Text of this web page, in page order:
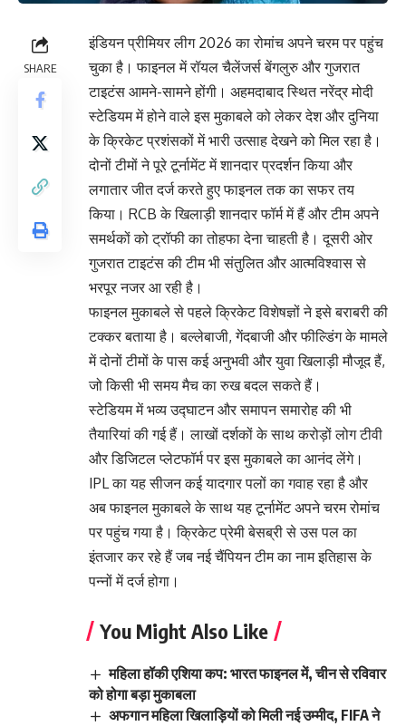
SHARE
इंडियन प्रीमियर लीग 2026 का रोमांच अपने चरम पर पहुंच
चुका है। फाइनल में रॉयल चैलेंजर्स बेंगलुरु और गुजरात
टाइटंस आमने-सामने होंगी। अहमदाबाद स्थित नरेंद्र मोदी
स्टेडियम में होने वाले इस मुकाबले को लेकर देश और दुनिया
के क्रिकेट प्रशंसकों में भारी उत्साह देखने को मिल रहा है।
दोनों टीमों ने पूरे टूर्नामेंट में शानदार प्रदर्शन किया और
लगातार जीत दर्ज करते हुए फाइनल तक का सफर तय
किया। RCB के खिलाड़ी शानदार फॉर्म में हैं और टीम अपने
समर्थकों को ट्रॉफी का तोहफा देना चाहती है। दूसरी ओर
गुजरात टाइटंस की टीम भी संतुलित और आत्मविश्वास से
भरपूर नजर आ रही है।
फाइनल मुकाबले से पहले क्रिकेट विशेषज्ञों ने इसे बराबरी की
टक्कर बताया है। बल्लेबाजी, गेंदबाजी और फील्डिंग के मामले
में दोनों टीमों के पास कई अनुभवी और युवा खिलाड़ी मौजूद हैं,
जो किसी भी समय मैच का रुख बदल सकते हैं।
स्टेडियम में भव्य उद्घाटन और समापन समारोह की भी
तैयारियां की गई हैं। लाखों दर्शकों के साथ करोड़ों लोग टीवी
और डिजिटल प्लेटफॉर्म पर इस मुकाबले का आनंद लेंगे।
IPL का यह सीजन कई यादगार पलों का गवाह रहा है और
अब फाइनल मुकाबले के साथ यह टूर्नामेंट अपने चरम रोमांच
पर पहुंच गया है। क्रिकेट प्रेमी बेसब्री से उस पल का
इंतजार कर रहे हैं जब नई चैंपियन टीम का नाम इतिहास के
पन्नों में दर्ज होगा।
You Might Also Like
महिला हॉकी एशिया कप: भारत फाइनल में, चीन से रविवार
को होगा बड़ा मुकाबला
अफगान महिला खिलाड़ियों को मिली नई उम्मीद, FIFA ने